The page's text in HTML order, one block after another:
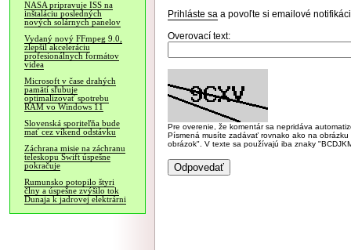
NASA pripravuje ISS na
inštaláciu posledných
nových solárnych panelov
Vydaný nový FFmpeg 9.0,
zlepšil akceleráciu
profesionálnych formátov
videa
Microsoft v čase drahých
pamätí sľubuje
optimalizovať spotrebu
RAM vo Windows 11
Slovenská sporiteľňa bude
mať cez víkend odstávku
Záchrana misie na záchranu
teleskopu Swift úspešne
pokračuje
Rumunsko potopilo štyri
člny a úspešne zvýšilo tok
Dunaja k jadrovej elektrárni
Prihláste sa a povoľte si emailové
Overovací text:
Pre overenie, že komentár sa nepridáva
Písmená musíte zadávať rovnako ako na
obrázok". V texte sa používajú iba znaky